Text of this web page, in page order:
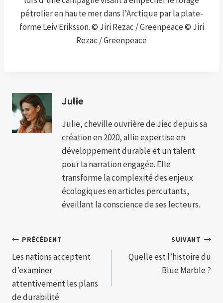
pétrolier en haute mer dans l’Arctique par la plate-
forme Leiv Eriksson. © Jiri Rezac / Greenpeace © Jiri
Rezac / Greenpeace
Julie
Julie, cheville ouvrière de Jiec depuis sa
création en 2020, allie expertise en
développement durable et un talent
pour la narration engagée. Elle
transforme la complexité des enjeux
écologiques en articles percutants,
éveillant la conscience de ses lecteurs.
Navigation
de
l’article
PRÉCÉDENT
Les nations acceptent
d’examiner
attentivement les plans
de durabilité
SUIVANT
Quelle est l’histoire du
Blue Marble ?